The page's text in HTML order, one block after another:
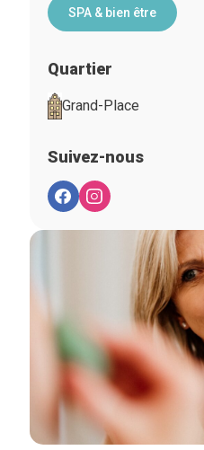
SPA & bien être
Quartier
Grand-Place
Suivez-nous